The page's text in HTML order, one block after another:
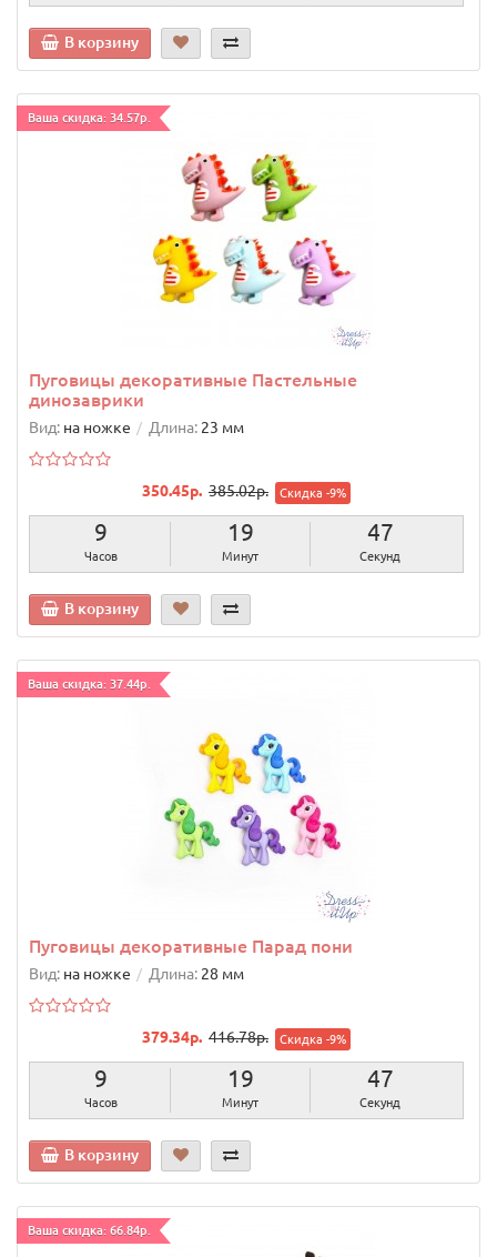
В корзину
Ваша скидка: 34.57р.
Пуговицы декоративные Пастельные
динозаврики
Вид: на ножке Длина: 23 мм
350.45р. 385.02р. Скидка -9%
9
Часов
19
Минут
46
Секунд
В корзину
Ваша скидка: 37.44р.
Пуговицы декоративные Парад пони
Вид: на ножке Длина: 28 мм
379.34р. 416.78р. Скидка -9%
9
Часов
19
Минут
46
Секунд
В корзину
Ваша скидка: 66.84р.